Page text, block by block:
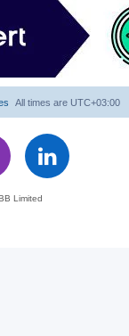
All times are UTC+03:00
Limited